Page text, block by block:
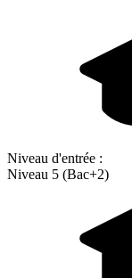
Niveau d'entrée :
Niveau 5 (Bac+2)